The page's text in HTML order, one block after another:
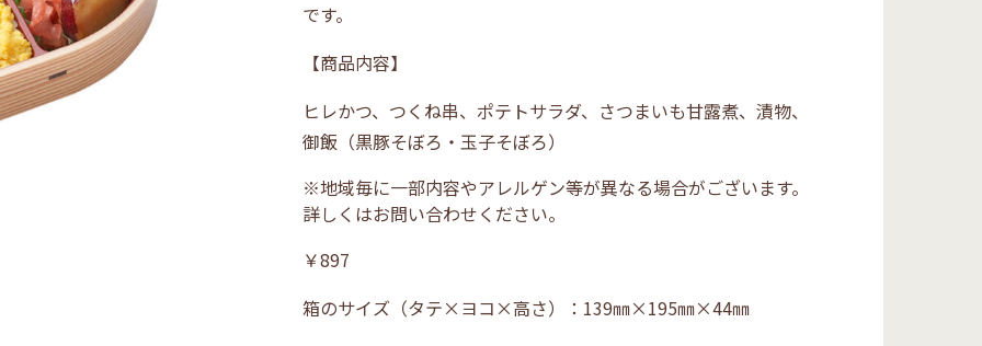
です。
【商品内容】
ヒレかつ、つくね串、ポテトサラダ、さつまいも甘露煮、漬物、
御飯（黒豚そぼろ・玉子そぼろ）
※地域毎に一部内容やアレルゲン等が異なる場合がございます。
詳しくはお問い合わせください。
￥897
箱のサイズ（タテ×ヨコ×高さ）： 139㎜×195㎜×44㎜